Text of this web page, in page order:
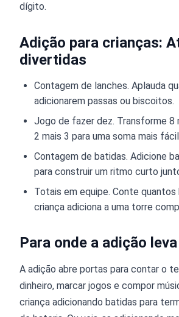
dígito.
Adição para crianças:
divertidas
Contagem de lanches. Aplauda
adicionarem passas ou biscoitos.
Jogo de fazer dez. Transforme 8
2 mais 3 para uma soma mais
Contagem de batidas. Adicione
para construir um ritmo curto
Totais em equipe. Conte
criança adiciona a uma torre
Para onde a adição leva
A adição abre portas para contar o
dinheiro, marcar jogos e compor
criança adicionando batidas para